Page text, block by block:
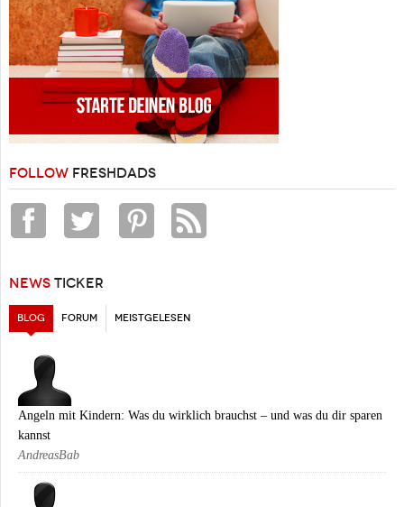
FOLLOW FRESHDADS
NEWS TICKER
BLOG (AKTIVER REITER)
FORUM MEISTGELESEN
Angeln mit Kindern: Was du wirklich brauchst – und was du dir sparen
kannst
AndreasBab